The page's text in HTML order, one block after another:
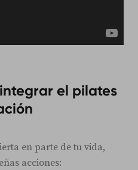
el pilates
en parte de tu vida,
acciones: